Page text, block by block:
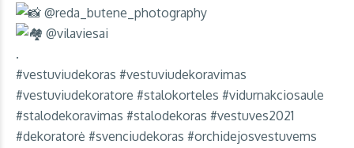
@reda_butene_photography
@vilaviesai
.
#vestuviudekoras #vestuviudekoravimas
#vestuviudekoratore #stalokorteles #vidurnakciosaule
#stalodekoravimas #stalodekoras #vestuves2021
#dekoratorė #svenciudekoras #orchidejosvestuvems